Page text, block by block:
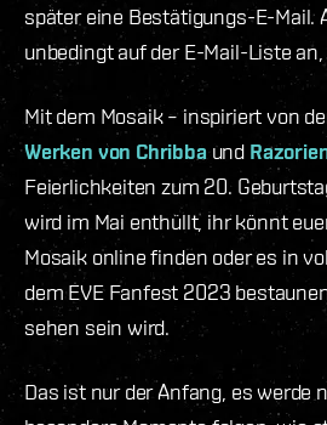
später eine Bestätigungs-E-Mail.
unbedingt auf der E-Mail-Liste
Mit dem Mosaik – inspiriert von
Werken von Chribbaund
Feierlichkeiten zum 20.
wird im Mai enthüllt, ihr könnt
Mosaik online finden oder es in
dem EVE Fanfest 2023
sehen sein wird.
Das ist nur der Anfang, es werde